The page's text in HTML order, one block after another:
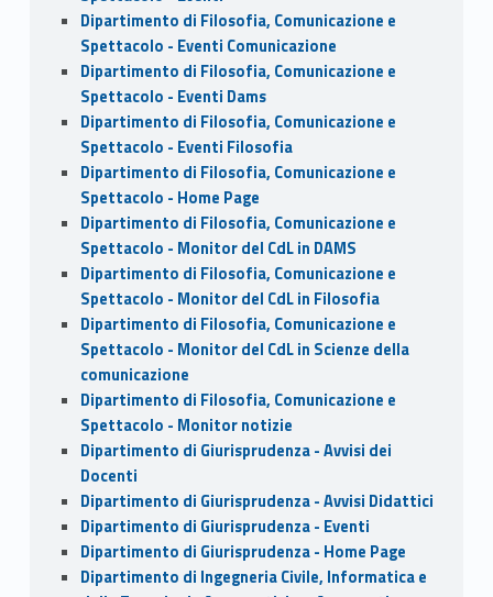
Dipartimento di Filosofia, Comunicazione e
Spettacolo - Eventi Comunicazione
Dipartimento di Filosofia, Comunicazione e
Spettacolo - Eventi Dams
Dipartimento di Filosofia, Comunicazione e
Spettacolo - Eventi Filosofia
Dipartimento di Filosofia, Comunicazione e
Spettacolo - Home Page
Dipartimento di Filosofia, Comunicazione e
Spettacolo - Monitor del CdL in DAMS
Dipartimento di Filosofia, Comunicazione e
Spettacolo - Monitor del CdL in Filosofia
Dipartimento di Filosofia, Comunicazione e
Spettacolo - Monitor del CdL in Scienze della
comunicazione
Dipartimento di Filosofia, Comunicazione e
Spettacolo - Monitor notizie
Dipartimento di Giurisprudenza - Avvisi dei
Docenti
Dipartimento di Giurisprudenza - Avvisi Didattici
Dipartimento di Giurisprudenza - Eventi
Dipartimento di Giurisprudenza - Home Page
Dipartimento di Ingegneria Civile, Informatica e